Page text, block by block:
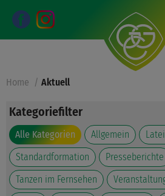
Home Aktuell
Kategoriefilter
Alle Kategorien Allgemein
Standardformation
Presseberichte
Tanzen im Fernsehen